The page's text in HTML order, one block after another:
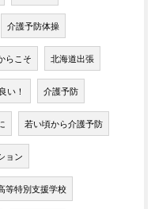
介護予防体操
らこそ 北海道出張
い！ 介護予防
若い頃から介護予防
ョン
等特別支援学校